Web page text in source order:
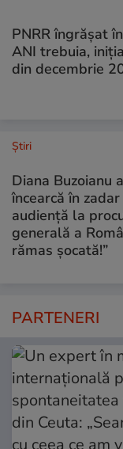
PNRR îngrășat
ANI trebuia,
din decembrie
Ştiri
Diana Buzoianu
încearcă în
audiență la
generală a
rămas șocată!”
PARTENERI